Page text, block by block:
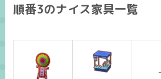
順番3のナイス家具一覧